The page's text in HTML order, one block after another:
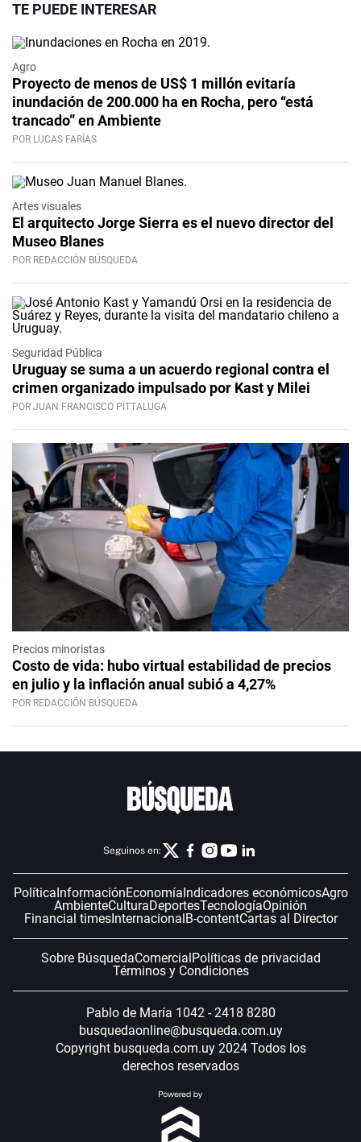
TE PUEDE INTERESAR
Agro
Proyecto de menos de US$ 1 millón evitaría
inundación de 200.000 ha en Rocha, pero “está
trancado” en Ambiente
POR LUCAS FARÍAS
Artes visuales
El arquitecto Jorge Sierra es el nuevo director del
Museo Blanes
POR REDACCIÓN BÚSQUEDA
Seguridad Pública
Uruguay se suma a un acuerdo regional contra el
crimen organizado impulsado por Kast y Milei
POR JUAN FRANCISCO PITTALUGA
Precios minoristas
Costo de vida: hubo virtual estabilidad de precios
en julio y la inflación anual subió a 4,27%
POR REDACCIÓN BÚSQUEDA
Seguinos en:
PolíticaInformaciónEconomíaIndicadores económicosAgro
AmbienteCulturaDeportesTecnologíaOpinión
Financial timesInternacionalB-contentCartas al Director
Sobre BúsquedaComercialPolíticas de privacidad
Términos y Condiciones
Pablo de María 1042 - 2418 8280
busquedaonline@busqueda.com.uy
Copyright busqueda.com.uy 2024 Todos los
derechos reservados